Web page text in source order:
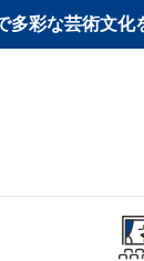
彩な芸術文